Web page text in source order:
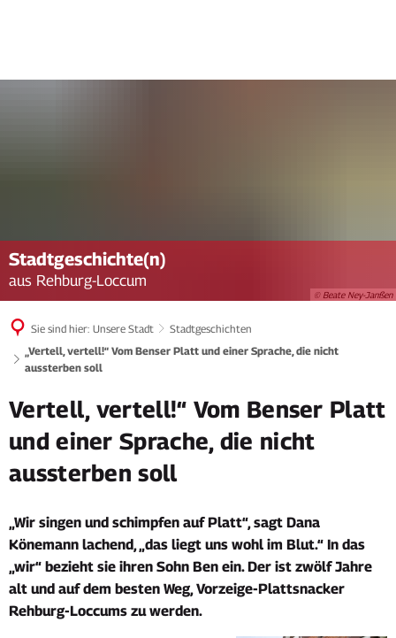
© Beate Ney-Janßen
Stadtgeschichte(n)
aus Rehburg-Loccum
Sie sind hier: Unsere Stadt
Stadtgeschichten
„Vertell, vertell!“ Vom Benser Platt und einer Sprache, die nicht
aussterben soll
„Vertell,
vertell!“
Vom
Platt
und
einer
Vertell, vertell!“ Vom Benser Platt
und einer Sprache, die nicht
aussterben soll
„Wir singen und schimpfen auf Platt“, sagt Dana
Könemann lachend, „das liegt uns wohl im Blut.“ In das
„wir“ bezieht sie ihren Sohn Ben ein. Der ist zwölf Jahre
alt und auf dem besten Weg, Vorzeige-Plattsnacker
Rehburg-Loccums zu werden.